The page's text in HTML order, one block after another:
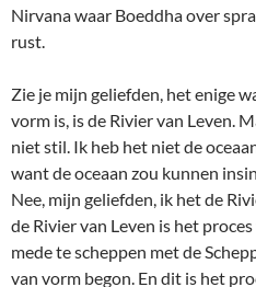
Nirvana waar Boeddha over
rust.
Zie je mijn geliefden, het enige
vorm is, is de Rivier van Leven.
niet stil. Ik heb het niet de
want de oceaan zou kunnen
Nee, mijn geliefden, ik het de
de Rivier van Leven is het
mede te scheppen met de
van vorm begon. En dit is het